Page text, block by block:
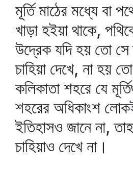
মূর্তি মাঠের মধ্যে বা
খাড়া হইয়া থাকে,
উদ্রেক যদি হয় তো সে
চাহিয়া দেখে, না হয়
কলিকাতা শহরে যে
শহরের অধিকাংশ
ইতিহাসও জানে না,
চাহিয়াও দেখে না।